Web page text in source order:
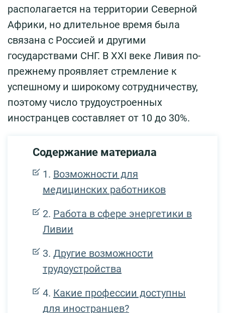
располагается на территории Северной
Африки, но длительное время была
связана с Россией и другими
государствами СНГ. В XXI веке Ливия по-
прежнему проявляет стремление к
успешному и широкому сотрудничеству,
поэтому число трудоустроенных
иностранцев составляет от 10 до 30%.
Содержание материала
Возможности для
медицинских работников
Работа в сфере энергетики в
Ливии
Другие возможности
трудоустройства
Какие профессии доступны
для иностранцев?